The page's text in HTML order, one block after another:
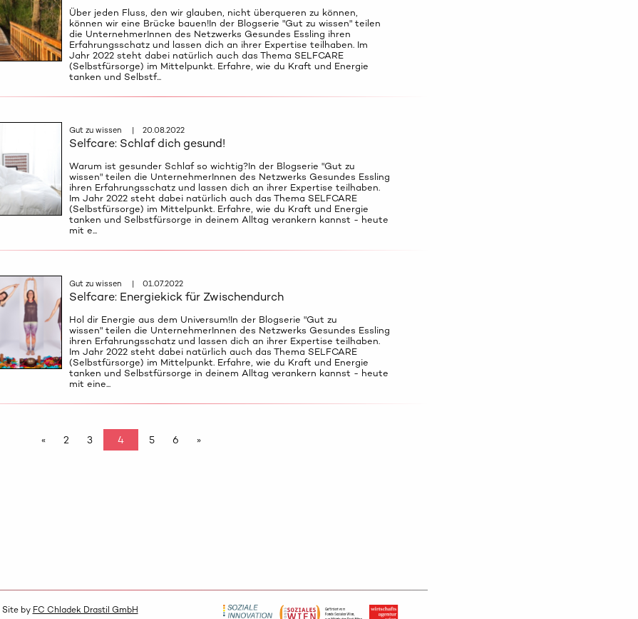
Über jeden Fluss, den wir glauben, nicht überqueren zu können,
können wir eine Brücke bauen!In der Blogserie "Gut zu wissen" teilen
die UnternehmerInnen des Netzwerks Gesundes Essling ihren
Erfahrungsschatz und lassen dich an ihrer Expertise teilhaben. Im
Jahr 2022 steht dabei natürlich auch das Thema SELFCARE
(Selbstfürsorge) im Mittelpunkt. Erfahre, wie du Kraft und Energie
tanken und Selbstf...
Gut zu wissen | 20.08.2022
Selfcare: Schlaf dich gesund!
Warum ist gesunder Schlaf so wichtig?In der Blogserie "Gut zu
wissen" teilen die UnternehmerInnen des Netzwerks Gesundes Essling
ihren Erfahrungsschatz und lassen dich an ihrer Expertise teilhaben.
Im Jahr 2022 steht dabei natürlich auch das Thema SELFCARE
(Selbstfürsorge) im Mittelpunkt. Erfahre, wie du Kraft und Energie
tanken und Selbstfürsorge in deinem Alltag verankern kannst - heute
mit e...
Gut zu wissen | 01.07.2022
Selfcare: Energiekick für Zwischendurch
Hol dir Energie aus dem Universum!In der Blogserie "Gut zu
wissen" teilen die UnternehmerInnen des Netzwerks Gesundes Essling
ihren Erfahrungsschatz und lassen dich an ihrer Expertise teilhaben.
Im Jahr 2022 steht dabei natürlich auch das Thema SELFCARE
(Selbstfürsorge) im Mittelpunkt. Erfahre, wie du Kraft und Energie
tanken und Selbstfürsorge in deinem Alltag verankern kannst - heute
mit eine...
« 2 3 4 5 6 »
by FC Chladek Drastil GmbH